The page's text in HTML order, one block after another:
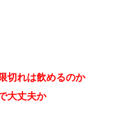
切れは飲めるのか
大丈夫か